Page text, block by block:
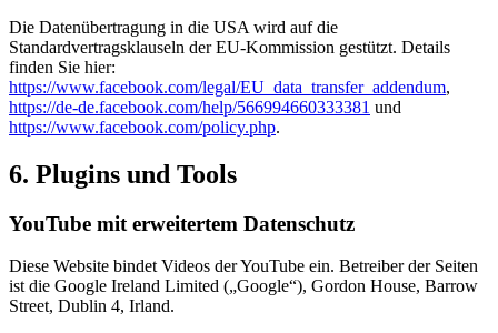
Die Datenübertragung in die USA wird auf die
Standardvertragsklauseln der EU-Kommission gestützt. Details
finden Sie hier:
https://www.facebook.com/legal/EU_data_transfer_addendum,
https://de-de.facebook.com/help/566994660333381 und
https://www.facebook.com/policy.php.
6. Plugins und Tools
YouTube mit erweitertem Datenschutz
Diese Website bindet Videos der YouTube ein. Betreiber der Seiten
ist die Google Ireland Limited („Google“), Gordon House, Barrow
Street, Dublin 4, Irland.